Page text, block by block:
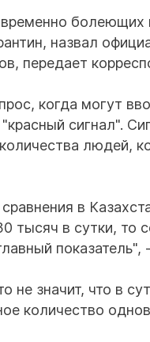
болеющих
назвал
передает
когда могут
"красный сигнал".
количества людей,
в
тысяч в сутки, то
не значит, что в
количество